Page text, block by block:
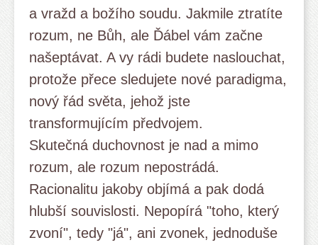
a vražd a božího soudu. Jakmile ztratíte
rozum, ne Bůh, ale Ďábel vám začne
našeptávat. A vy rádi budete naslouchat,
protože přece sledujete nové paradigma,
nový řád světa, jehož jste
transformujícím předvojem.
Skutečná duchovnost je nad a mimo
rozum, ale rozum nepostrádá.
Racionalitu jakoby objímá a pak dodá
hlubší souvislosti. Nepopírá "toho, který
zvoní", tedy "já", ani zvonek, jednoduše